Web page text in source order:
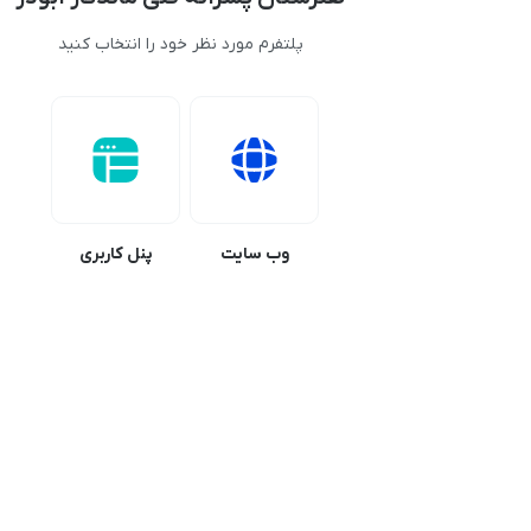
پلتفرم مورد نظر خود را انتخاب کنید
پنل کاربری وب سایت